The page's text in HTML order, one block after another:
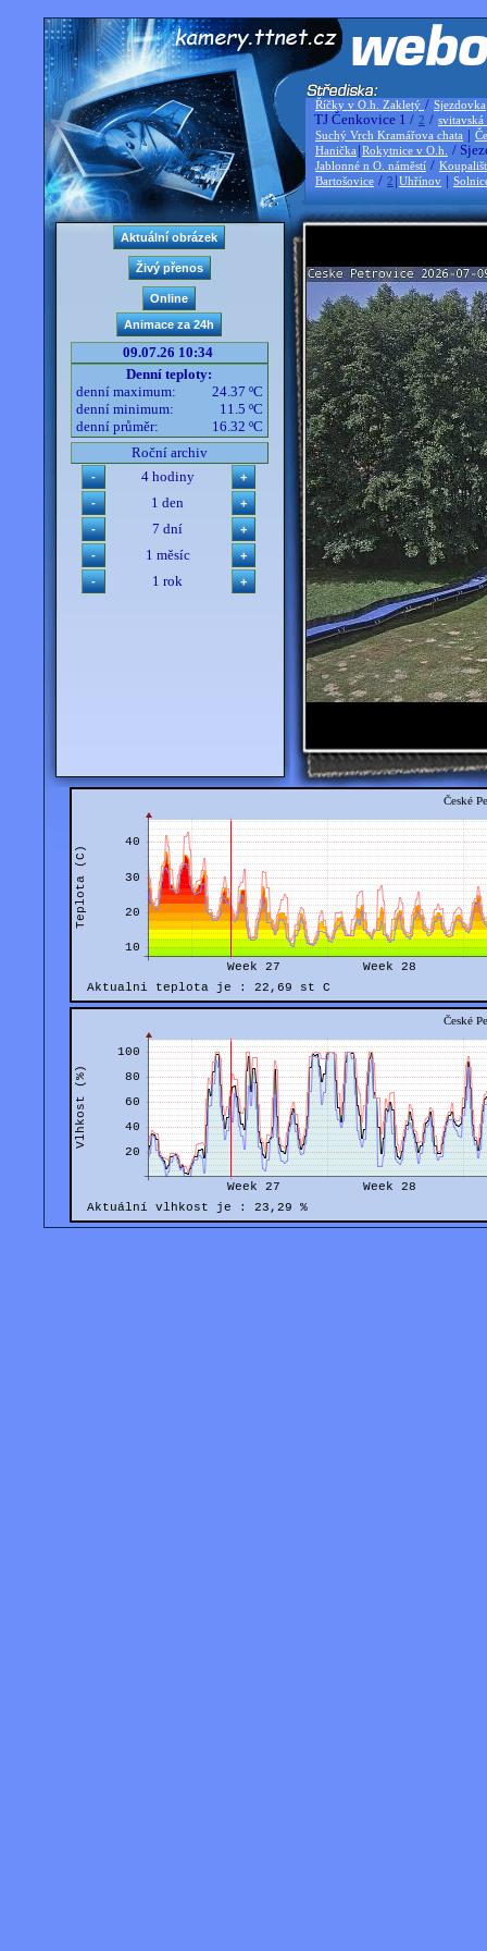
Říčky v O.h. Zakletý / Sjezdovka
TJ Čenkovice 1 / 2 / svitavská
Suchý Vrch Kramářova chata |
Hanička |Rokytnice v O.h. /
Jablonné n O. náměstí /
Bartošovice / 2 |Uhřínov |
09.07.26 10:34
Denní teploty:
denní maximum:
24.37 ºC
denní minimum:
11.5 ºC
denní průměr:
16.32 ºC
Roční archiv
4 hodiny
1 den
7 dní
1 měsíc
1 rok